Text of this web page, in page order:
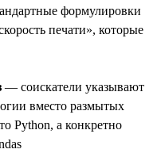
формулировки
печати», которые
— соискатели указывают
вместо размытых
Python, а конкретно